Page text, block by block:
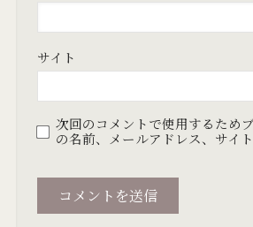
サイト
次回のコメントで使用するため
の名前、メールアドレス、サイト